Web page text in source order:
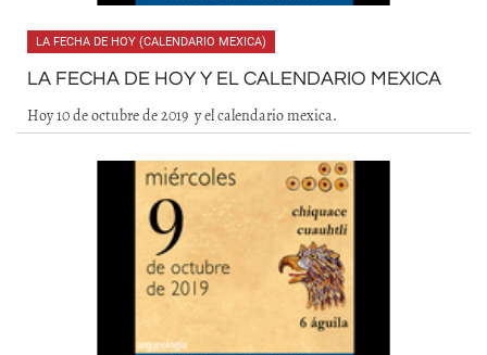
LA FECHA DE HOY (CALENDARIO MEXICA)
LA FECHA DE HOY Y EL CALENDARIO MEXICA
Hoy 10 de octubre de 2019 y el calendario mexica.